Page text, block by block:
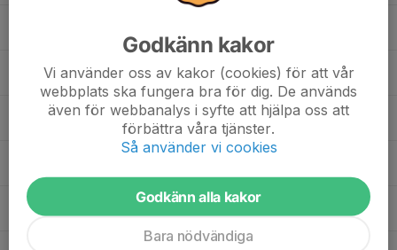
Kalle Fjeldseth
Kebbe Fjeldseth
Godkänn kakor
Vi använder oss av kakor (cookies) för att vår
webbplats ska fungera bra för dig. De används
även för webbanalys i syfte att hjälpa oss att
förbättra våra tjänster.
Så använder vi cookies
Godkänn alla kakor
Bara nödvändiga